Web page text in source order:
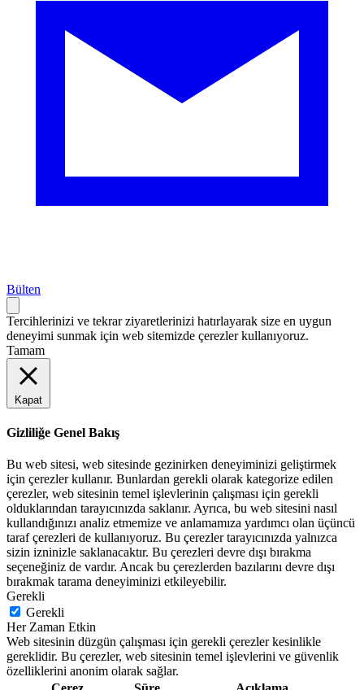
Bülten
Tercihlerinizi ve tekrar ziyaretlerinizi hatırlayarak size en uygun
deneyimi sunmak için web sitemizde çerezler kullanıyoruz.
Tamam
Kapat
Gizliliğe Genel Bakış
Bu web sitesi, web sitesinde gezinirken deneyiminizi geliştirmek
için çerezler kullanır. Bunlardan gerekli olarak kategorize edilen
çerezler, web sitesinin temel işlevlerinin çalışması için gerekli
olduklarından tarayıcınızda saklanır. Ayrıca, bu web sitesini nasıl
kullandığınızı analiz etmemize ve anlamamıza yardımcı olan üçüncü
taraf çerezleri de kullanıyoruz. Bu çerezler tarayıcınızda yalnızca
sizin izninizle saklanacaktır. Bu çerezleri devre dışı bırakma
seçeneğiniz de vardır. Ancak bu çerezlerden bazılarını devre dışı
bırakmak tarama deneyiminizi etkileyebilir.
Gerekli
Gerekli
Her Zaman Etkin
Web sitesinin düzgün çalışması için gerekli çerezler kesinlikle
gereklidir. Bu çerezler, web sitesinin temel işlevlerini ve güvenlik
özelliklerini anonim olarak sağlar.